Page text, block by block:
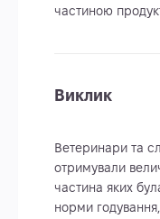
частиною
Виклик
Ветеринари та
отримували
частина яких
норми